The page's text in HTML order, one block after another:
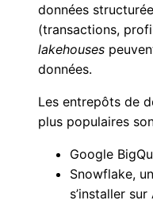
données
(transactions,
lakehouses
données.
Les entrepôts de
plus populaires
Google
Snowflake,
s’installer